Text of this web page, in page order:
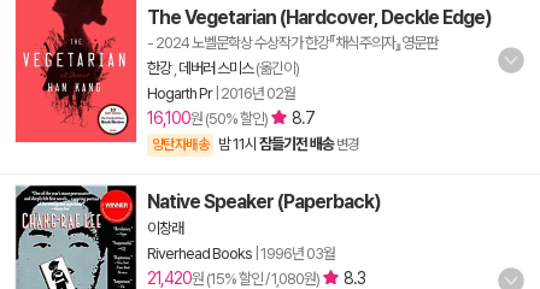
The Vegetarian (Hardcover, Deckle Edge)
- 2024 노벨문학상 수상작가 한강『채식주의자』영문판
한강, 데버러 스미스(옮긴이)
Hogarth Pr 2016년 02월
16,100원 (50% 할인) 8.7
양탄자배송 밤 11시 잠들기전 배송 변경
Native Speaker (Paperback)
이창래
Riverhead Books 1996년 03월
21,420원 (15% 할인 / 1,080원) 8.3